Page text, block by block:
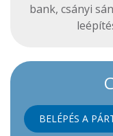
bank, csányi
BELÉPÉS A